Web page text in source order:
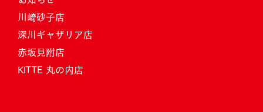
川崎砂子店
深川ギャザリア店
赤坂見附店
KITTE 丸の内店